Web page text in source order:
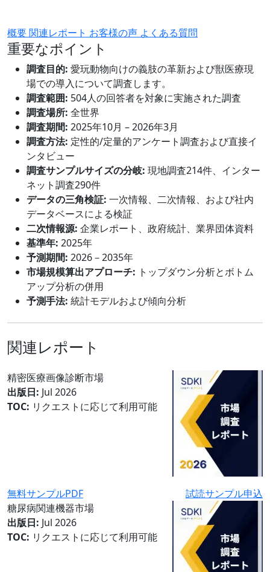
概要関連レポート お客様の声 よくある質問
重要なポイント
調査目的: 愛玩動物向けの義肢の革新および獣医療現
場での導入について調査します。
調査範囲: 504人の回答者を対象に実施された調査
調査場所: 全世界
調査期間: 2025年10月 – 2026年3月
調査方法: 定性的/定量的アンケート調査および直接イ
ンタビュー
調査サンプルサイズの分岐: 現地調査214件、インター
ネット調査290件
データの三角検証: 一次情報、二次情報、および社内
データベースによる検証
二次情報源: 企業レポート、政府統計、業界団体資料
基準年: 2025年
予測期間: 2026－2035年
市場規模算出アプローチ: トップダウン分析とボトム
アップ分析の併用
予測手法: 統計モデルおよび傾向分析
関連レポート
精密医療画像診断市場
出版日: Jul 2026
TOC: リクエストに応じて利用可能
無料サンプルPDF
試読サンプル申込
糖尿病関連機器市場
出版日: Jul 2026
TOC: リクエストに応じて利用可能